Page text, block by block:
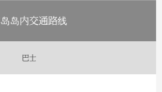
岛内交通路线
巴士